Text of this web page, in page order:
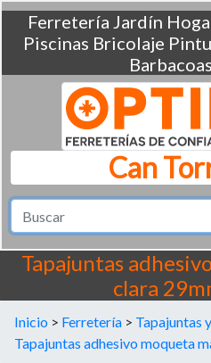
Ferretería Jardín
Piscinas Bricolaje
Barbacoas
Can
Tapajuntas
clara
Inicio > Ferretería > Tapajuntas
Tapajuntas adhesivo moqueta